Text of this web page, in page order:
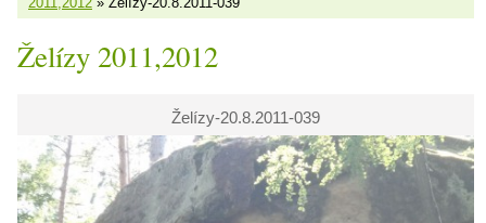
Želízy 2011,2012
Želízy-20.8.2011-039